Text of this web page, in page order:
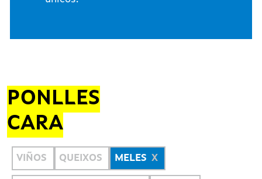
PONLLES
CARA
VIÑOS QUEIXOS MELES